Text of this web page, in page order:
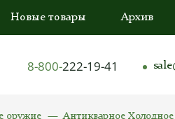
Новые товары Архив
8-800-222-19-41
оружие Антикварное